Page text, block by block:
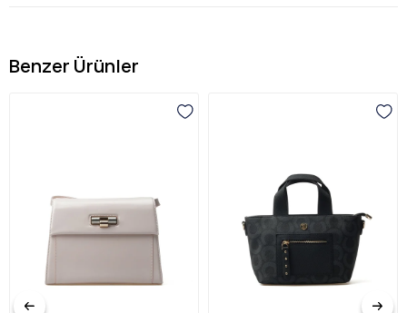
Benzer Ürünler